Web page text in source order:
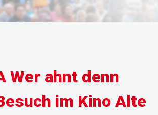
Wer ahnt denn
im Kino Alte